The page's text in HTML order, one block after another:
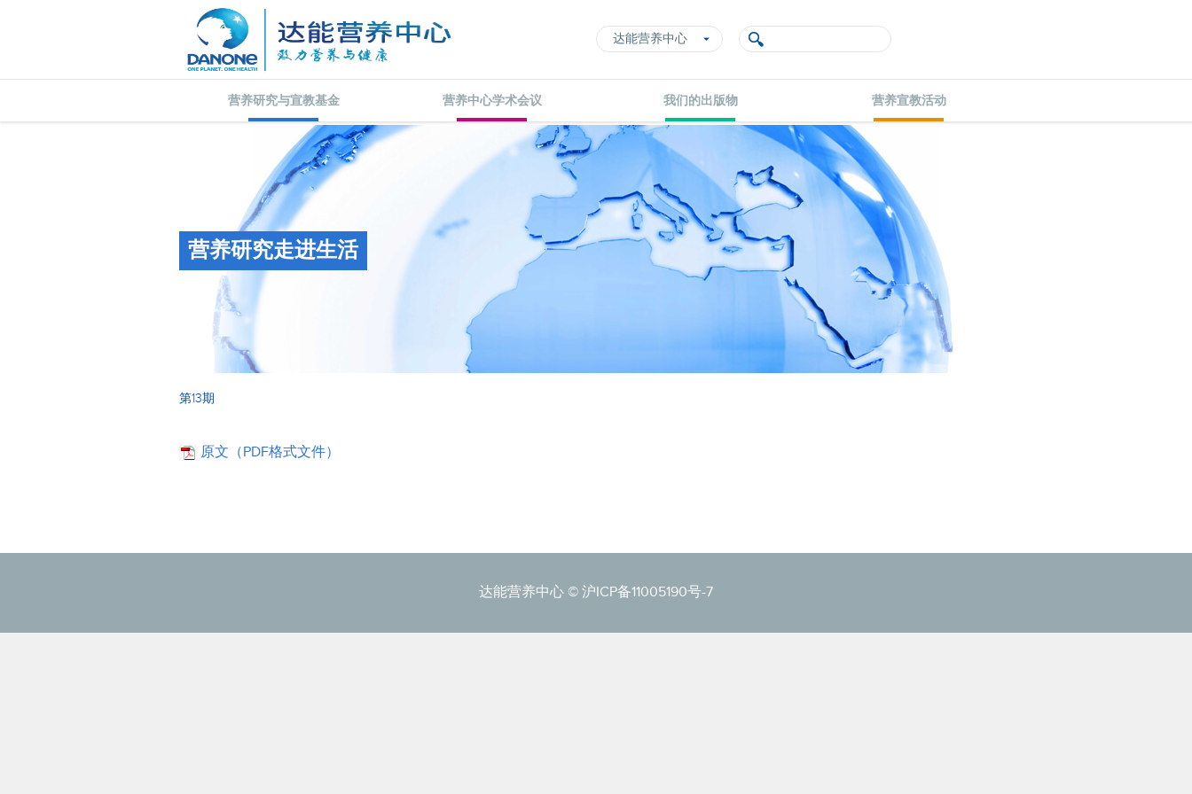
达能营养中心
营养研究与宣教基金 营养中心学术会议 我们的出版物 营养宣教活动
营养研究走进生活
第13期
原文（PDF格式文件）
达能营养中心 © 沪ICP备11005190号-7